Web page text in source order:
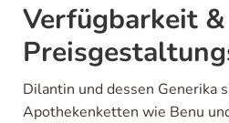
Verfügbarkeit &
Dilantin und dessen Generika
Apothekenketten wie Benu